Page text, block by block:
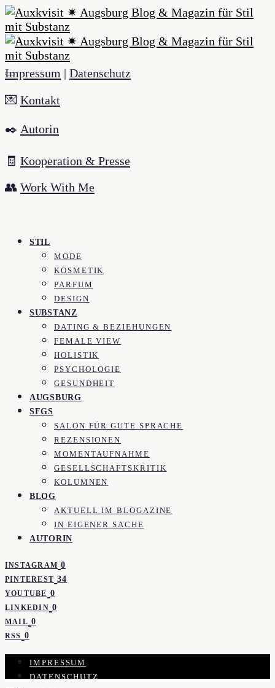
Impressum | Datenschutz
💌 Kontakt
✒️ Autorin
🧾 Kooperation & Presse
👥 Work With Me
STIL
MODE
KOSMETIK
PARFUM
DESIGN
SUBSTANZ
DATING & BEZIEHUNGEN
FEMALE VIEW
HOLISTIK
PSYCHOLOGIE
GESUNDHEIT
AUGSBURG
SFGS
SALON FÜR GUTE SPRACHE
REZENSIONEN
MOMENTAUFNAHME
GESELLSCHAFTSKRITIK
KOLUMNEN
BLOG
AKTUELL IM BLOGAZINE
IN EIGENER SACHE
AUTORIN
INSTAGRAM 0
PINTEREST 34
YOUTUBE 0
LINKEDIN 0
MAIL 0
RSS 0
IMPRESSUM
DATENSCHUTZ